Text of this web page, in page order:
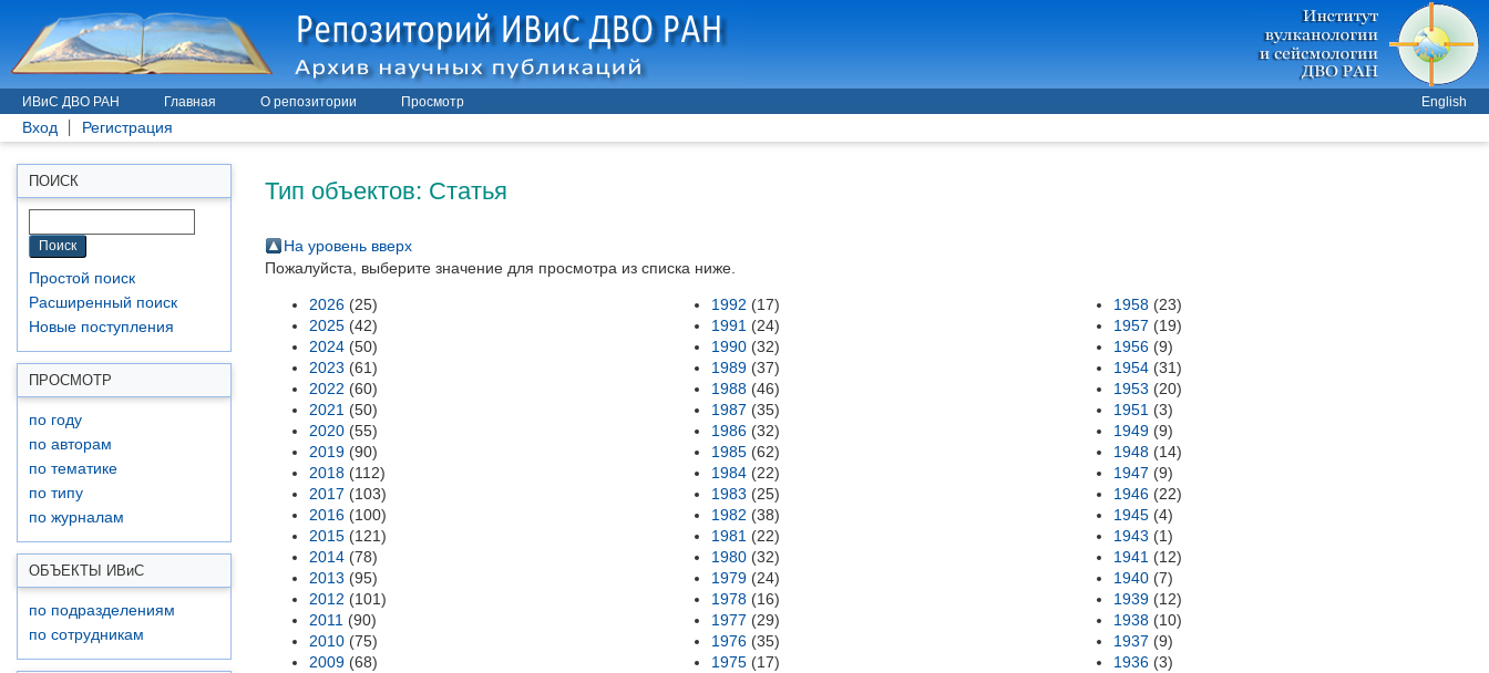
ИВиС ДВО РАН Главная О репозитории Просмотр English
Вход Регистрация
ПОИСК
Простой поиск
Расширенный поиск
Новые поступления
ПРОСМОТР
по году
по авторам
по тематике
по типу
по журналам
ОБЪЕКТЫ ИВиС
по подразделениям
по сотрудникам
Тип объектов: Статья
На уровень вверх
Пожалуйста, выберите значение для просмотра из списка ниже.
2026 (25)
2025 (42)
2024 (50)
2023 (61)
2022 (60)
2021 (50)
2020 (55)
2019 (90)
2018 (112)
2017 (103)
2016 (100)
2015 (121)
2014 (78)
2013 (95)
2012 (101)
2011 (90)
2010 (75)
2009 (68)
1992 (17)
1991 (24)
1990 (32)
1989 (37)
1988 (46)
1987 (35)
1986 (32)
1985 (62)
1984 (22)
1983 (25)
1982 (38)
1981 (22)
1980 (32)
1979 (24)
1978 (16)
1977 (29)
1976 (35)
1975 (17)
1958 (23)
1957 (19)
1956 (9)
1954 (31)
1953 (20)
1951 (3)
1949 (9)
1948 (14)
1947 (9)
1946 (22)
1945 (4)
1943 (1)
1941 (12)
1940 (7)
1939 (12)
1938 (10)
1937 (9)
1936 (3)